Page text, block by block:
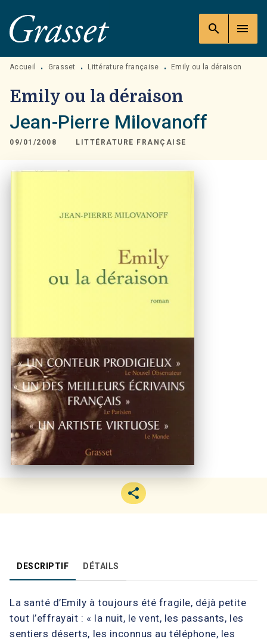
MENU RECHERCHE
PIED DE PAGE
search menu
Accueil • Grasset • Littérature française • Emily ou la déraison
Emily ou la déraison
Jean-Pierre Milovanoff
09/01/2008 LITTÉRATURE FRANÇAISE
DESCRIPTIF DÉTAILS
La santé d’Emily à toujours été fragile, déjà petite
tout l’effrayait : « la nuit, le vent, les passants, les
sentiers déserts, les inconnus au téléphone, les